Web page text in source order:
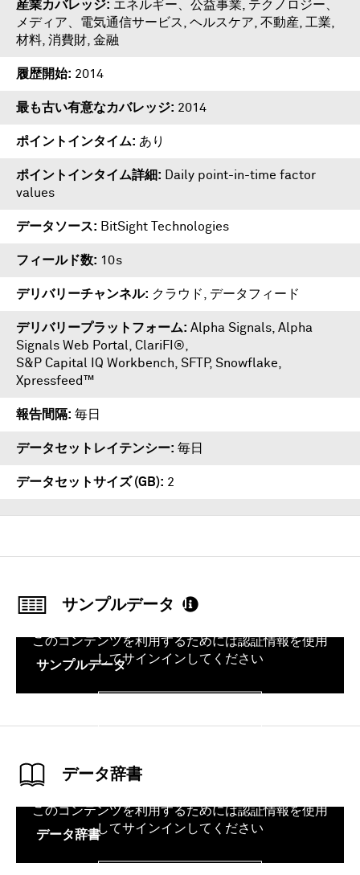
産業カバレッジ
エネルギー、公益事業, テクノロジー、
メディア、電気通信サービス, ヘルスケア, 不動産, 工業,
材料, 消費財, 金融
履歴開始 2014
最も古い有意なカバレッジ 2014
ポイントインタイム あり
ポイントインタイム詳細
Daily point-in-time factor
values
データソース BitSight Technologies
フィールド数 10s
デリバリーチャンネル クラウド, データフィード
デリバリープラットフォーム Alpha Signals Alpha
Signals Web Portal
ClariFI®
S&P Capital IQ Workbench SFTP, Snowflake
Xpressfeed™
報告間隔 毎日
データセットレイテンシー 毎日
データセットサイズ (GB) 2
サンプルデータ
サンプルデータ
このコンテンツを利用するためには認証情報を使用
してサインインしてください
データ辞書
データ辞書
このコンテンツを利用するためには認証情報を使用
してサインインしてください